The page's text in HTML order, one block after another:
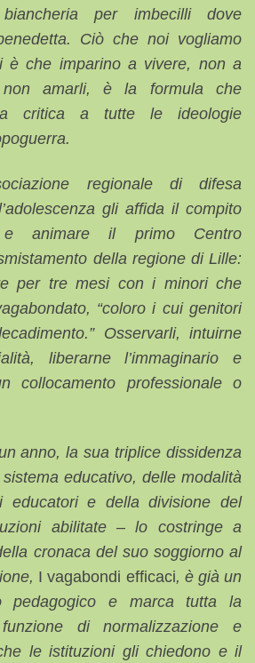
per imbecilli dove
Ciò che noi vogliamo
è che imparino a vivere, non a
non amarli,è la formula che
critica a tutte le ideologie
regionale di difesa
gli affida il compito
e animare il primo Centro
della regione di Lille:
per tre mesi con i minori che
“coloro i cui genitori
Osservarli, intuirne
liberarne l’immaginario e
collocamento professionale o
anno, la sua triplice dissidenza
educativo, delle modalità
educatori e della divisione del
abilitate – lo costringe a
cronaca del suo soggiorno al
I vagabondi efficaci, è già un
pedagogico e marca tutta la
di normalizzazione e
le istituzioni gli chiedono e il